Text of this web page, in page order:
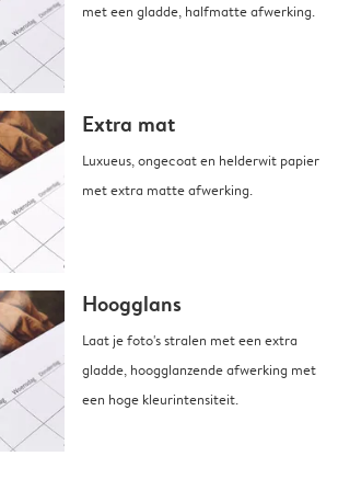
met een gladde, halfmatte afwerking.
Extra mat
Luxueus, ongecoat en helderwit papier
met extra matte afwerking.
Hoogglans
Laat je foto's stralen met een extra
gladde, hoogglanzende afwerking met
een hoge kleurintensiteit.